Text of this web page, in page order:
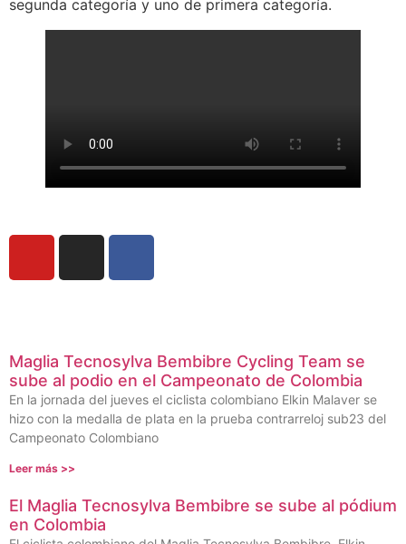
segunda categoría y uno de primera categoría.
Maglia Tecnosylva Bembibre Cycling Team se
sube al podio en el Campeonato de Colombia
En la jornada del jueves el ciclista colombiano Elkin Malaver se
hizo con la medalla de plata en la prueba contrarreloj sub23 del
Campeonato Colombiano
Leer más >>
El Maglia Tecnosylva Bembibre se sube al pódium
en Colombia